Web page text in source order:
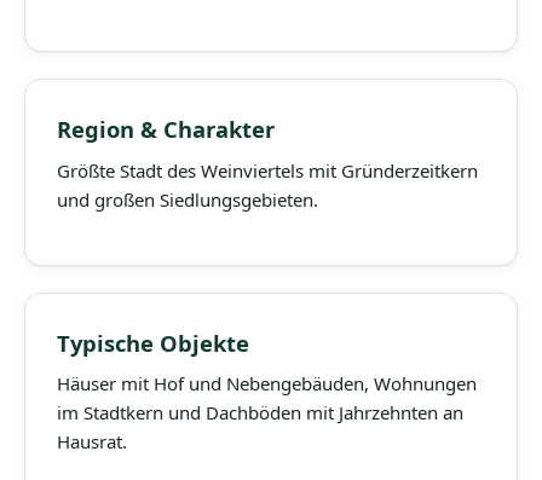
Region & Charakter
Größte Stadt des Weinviertels mit Gründerzeitkern
und großen Siedlungsgebieten.
Typische Objekte
Häuser mit Hof und Nebengebäuden, Wohnungen
im Stadtkern und Dachböden mit Jahrzehnten an
Hausrat.